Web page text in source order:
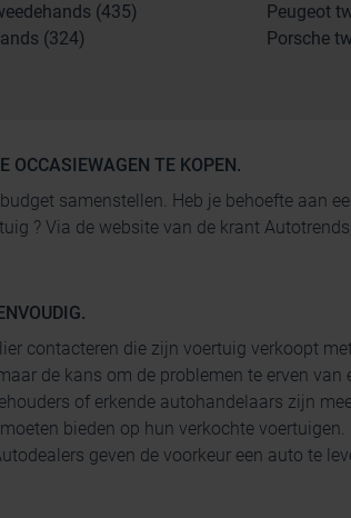
(435)
(324)
Peugeot
Porsche
OCCASIEWAGEN TE KOPEN.
samenstellen. Heb je behoefte aan
? Via de website van de krant
contacteren die zijn voertuig verkoopt
de kans om de problemen te erven
of erkende autohandelaars zijn
bieden op hun verkochte
geven de voorkeur een auto te